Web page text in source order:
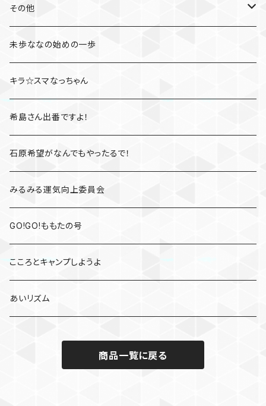
たびとも
その他
桃さんぽ
凛とジェシカのファイト一発
高橋しょう子と三上悠亜のShow your rockets
かすみレディオ
未歩ななの始めの一歩
キラ☆スマなっちゃん
希島さん出番ですよ！
石原希望がなんでもやったるで！
みるみる運気向上委員会
GO!GO!ももたの号
こころとキャンプしようよ
あいリズム
商品一覧に戻る